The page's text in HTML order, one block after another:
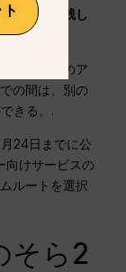
そのまま残し
フォームのア
の間は、別の
きる。.
24日までに公
向けサービスの
ルートを選択
そら2